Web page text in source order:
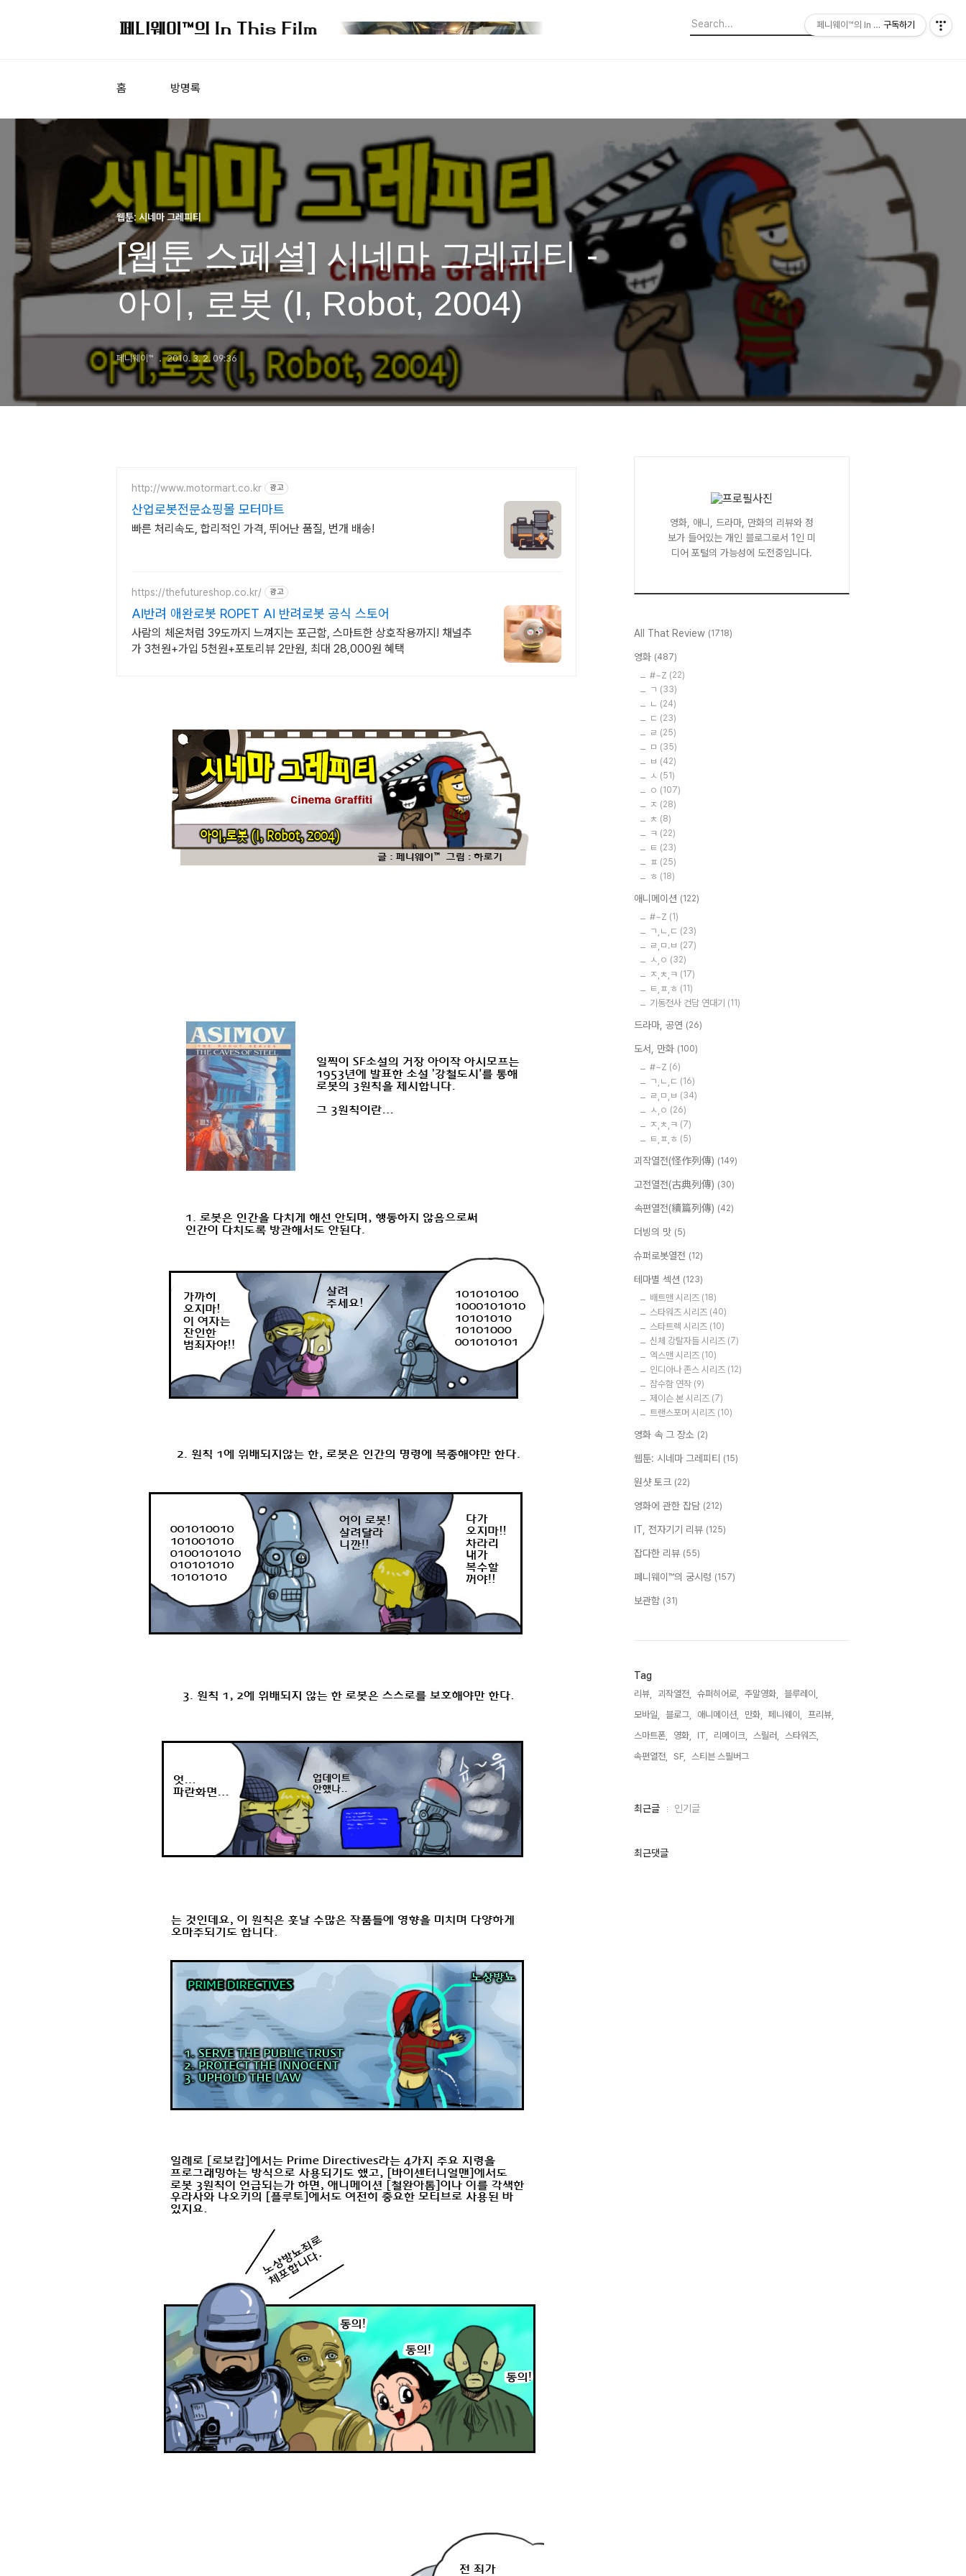
홈 방명록
웹툰: 시네마 그레피티
[웹툰 스페셜] 시네마 그레피티 -
아이, 로봇 (I, Robot, 2004)
페니웨이™ 2010. 3. 2. 09:36
http://www.motormart.co.kr 광고
산업로봇전문쇼핑몰 모터마트
빠른 처리속도, 합리적인 가격, 뛰어난 품질, 번개 배송!
https://thefutureshop.co.kr/ 광고
AI반려 애완로봇 ROPET AI 반려로봇 공식 스토어
사람의 체온처럼 39도까지 느껴지는 포근함, 스마트한 상호작용까지! 채널추
가 3천원+가입 5천원+포토리뷰 2만원, 최대 28,000원 혜택
영화, 애니, 드라마, 만화의 리뷰와 정
보가 들어있는 개인 블로그로서 1인 미
디어 포털의 가능성에 도전중입니다.
All That Review (1718)
영화 (487)
#~Z (22)
ㄱ (33)
ㄴ (24)
ㄷ (23)
ㄹ (25)
ㅁ (35)
ㅂ (42)
ㅅ (51)
ㅇ (107)
ㅈ (28)
ㅊ (8)
ㅋ (22)
ㅌ (23)
ㅍ (25)
ㅎ (18)
애니메이션 (122)
#~Z (1)
ㄱ,ㄴ,ㄷ (23)
ㄹ,ㅁ.ㅂ (27)
ㅅ,ㅇ (32)
ㅈ,ㅊ,ㅋ (17)
ㅌ,ㅍ,ㅎ (11)
기동전사 건담 연대기 (11)
드라마, 공연 (26)
도서, 만화 (100)
#~Z (6)
ㄱ,ㄴ,ㄷ (16)
ㄹ,ㅁ,ㅂ (34)
ㅅ,ㅇ (26)
ㅈ,ㅊ,ㅋ (7)
ㅌ,ㅍ,ㅎ (5)
괴작열전(怪作列傳) (149)
고전열전(古典列傳) (30)
속편열전(續篇列傳) (42)
더빙의 맛 (5)
슈퍼로봇열전 (12)
테마별 섹션 (123)
배트맨 시리즈 (18)
스타워즈 시리즈 (40)
스타트렉 시리즈 (10)
신체 강탈자들 시리즈 (7)
엑스맨 시리즈 (10)
인디아나 존스 시리즈 (12)
잠수함 연작 (9)
제이슨 본 시리즈 (7)
트랜스포머 시리즈 (10)
영화 속 그 장소 (2)
웹툰: 시네마 그레피티 (15)
원샷 토크 (22)
영화에 관한 잡담 (212)
IT, 전자기기 리뷰 (125)
잡다한 리뷰 (55)
페니웨이™의 궁시렁 (157)
보관함 (31)
Tag
리뷰, 괴작열전, 슈퍼히어로, 주말영화,
블루레이,
모바일,
블로그, 애니메이션, 만화, 페니웨이,
프리뷰,
스마트폰,
영화, IT, 리메이크, 스릴러,
스타워즈,
속편열전,
SF, 스티븐 스필버그,
최
인
최근글 인기글
최근댓글
페니웨이™의 In This Film
구독하기